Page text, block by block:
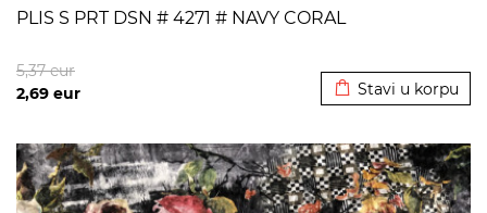
PLIS S PRT DSN # 4271 # NAVY CORAL
2,69 eur
5,37eur
Stavi u korpu